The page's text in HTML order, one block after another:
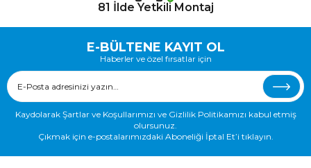
81 İlde Yetkili Montaj
E-BÜLTENE KAYIT OL
Haberler ve özel fırsatlar için
Kaydolarak Şartlar ve Koşullarımızı ve Gizlilik Politikamızı kabul etmiş
olursunuz.
Çıkmak için e-postalarımızdaki Aboneliği İptal Et’i tıklayın.